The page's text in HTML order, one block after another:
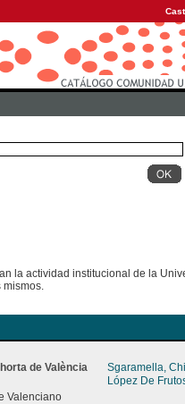
la actividad institucional de la
mismos.
de València
Valenciano
Sgaramella,
López De